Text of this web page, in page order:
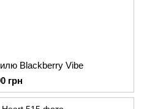
Blackberry Vibe
грн